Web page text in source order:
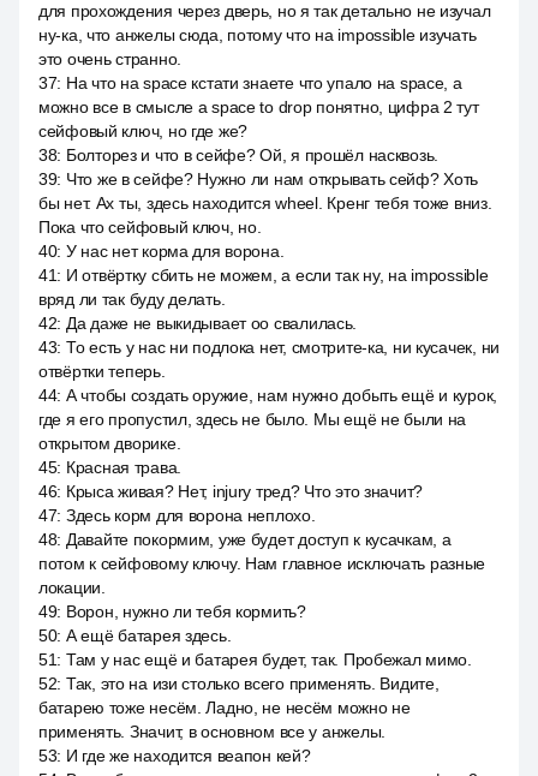
для прохождения через дверь, но я так детально не изучал
ну-ка, что анжелы сюда, потому что на impossible изучать
это очень странно.
37: На что на space кстати знаете что упало на space, а
можно все в смысле а space to drop понятно, цифра 2 тут
сейфовый ключ, но где же?
38: Болторез и что в сейфе? Ой, я прошёл насквозь.
39: Что же в сейфе? Нужно ли нам открывать сейф? Хоть
бы нет. Ах ты, здесь находится wheel. Кренг тебя тоже вниз.
Пока что сейфовый ключ, но.
40: У нас нет корма для ворона.
41: И отвёртку сбить не можем, а если так ну, на impossible
вряд ли так буду делать.
42: Да даже не выкидывает оо свалилась.
43: То есть у нас ни подлока нет, смотрите-ка, ни кусачек, ни
отвёртки теперь.
44: А чтобы создать оружие, нам нужно добыть ещё и курок,
где я его пропустил, здесь не было. Мы ещё не были на
открытом дворике.
45: Красная трава.
46: Крыса живая? Нет, injury тред? Что это значит?
47: Здесь корм для ворона неплохо.
48: Давайте покормим, уже будет доступ к кусачкам, а
потом к сейфовому ключу. Нам главное исключать разные
локации.
49: Ворон, нужно ли тебя кормить?
50: А ещё батарея здесь.
51: Там у нас ещё и батарея будет, так. Пробежал мимо.
52: Так, это на изи столько всего применять. Видите,
батарею тоже несём. Ладно, не несём можно не
применять. Значит, в основном все у анжелы.
53: И где же находится веапон кей?